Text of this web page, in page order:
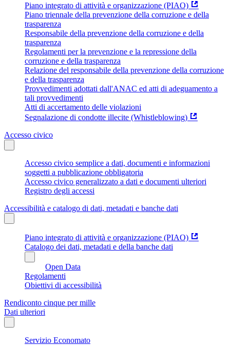
Piano integrato di attività e organizzazione (PIAO)
Piano triennale della prevenzione della corruzione e della
trasparenza
Responsabile della prevenzione della corruzione e della
trasparenza
Regolamenti per la prevenzione e la repressione della
corruzione e della trasparenza
Relazione del responsabile della prevenzione della corruzione
e della trasparenza
Provvedimenti adottati dall'ANAC ed atti di adeguamento a
tali provvedimenti
Atti di accertamento delle violazioni
Segnalazione di condotte illecite (Whistleblowing)
Accesso civico
Accesso civico semplice a dati, documenti e informazioni
soggetti a pubblicazione obbligatoria
Accesso civico generalizzato a dati e documenti ulteriori
Registro degli accessi
Accessibilità e catalogo di dati, metadati e banche dati
Piano integrato di attività e organizzazione (PIAO)
Catalogo dei dati, metadati e della banche dati
Open Data
Regolamenti
Obiettivi di accessibilità
Rendiconto cinque per mille
Dati ulteriori
Servizio Economato